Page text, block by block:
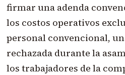
firmar una adenda
los costos operativos
personal convencional,
rechazada durante la
los trabajadores de la